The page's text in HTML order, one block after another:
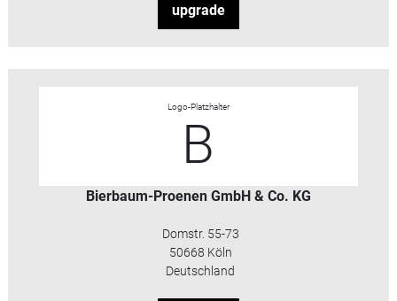
upgrade
Logo-Platzhalter
B
Bierbaum-Proenen GmbH & Co. KG
Domstr. 55-73
50668 Köln
Deutschland